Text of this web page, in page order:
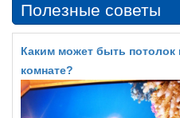
Полезные советы
Каким может быть потолок
комнате?